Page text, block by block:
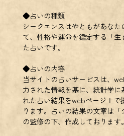
◆占いの種類
シークエンスはやともがあな
て、性格や運命を鑑定する「
た占いです。
◆占いの内容
当サイトの占いサービスは、
力された情報を基に、統計学
れた占い結果をwebページ上で
ります。占いの結果の文章は「
の監修の下、作成しております。